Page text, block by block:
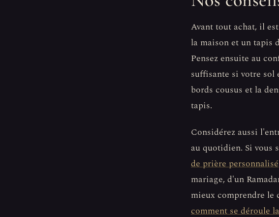
Avant tout achat, il
la maison et un tapis
Pensez ensuite au
suffisante si votre
bords cousus et la
tapis.
Considérez aussi
au quotidien. Si vous
de prière personnalisé
mariage, d'un
mieux comprendre le
comment se déroule